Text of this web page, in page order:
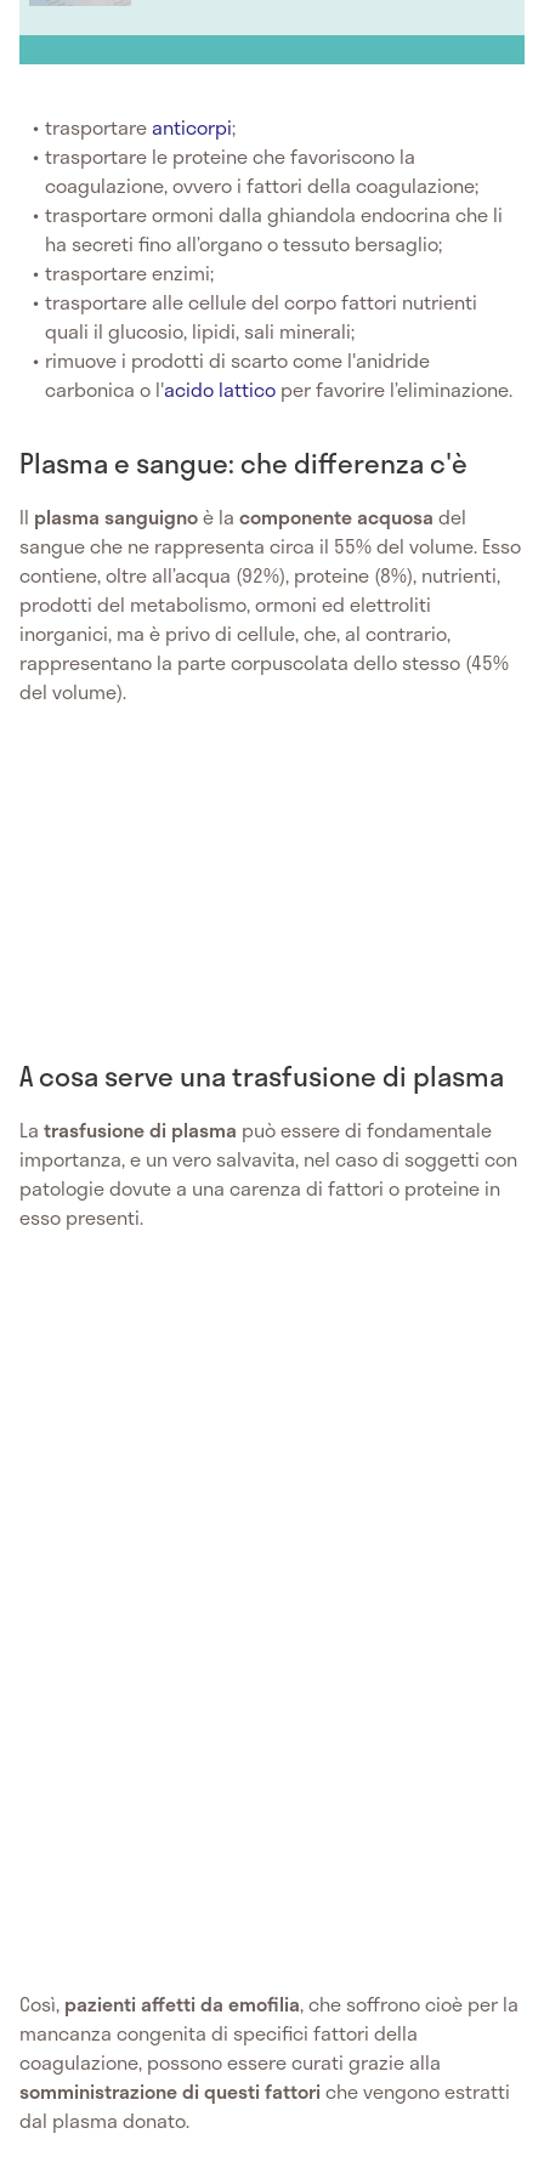
trasportareanticorpi;
trasportare le proteine che favoriscono la
coagulazione, ovvero i fattori della coagulazione;
trasportare ormoni dalla ghiandola endocrina che li
ha secreti fino all’organo o tessuto bersaglio;
trasportare enzimi;
trasportare alle cellule del corpo fattori nutrienti
quali il glucosio, lipidi, sali minerali;
rimuove i prodotti di scarto come l'anidride
carbonica o l'acido lattico per favorire l’eliminazione.
Plasma e sangue: che differenza c'è
Il plasma sanguignoè la componente acquosa del
sangue che ne rappresenta circa il 55% del volume. Esso
contiene, oltre all’acqua (92%), proteine (8%), nutrienti,
prodotti del metabolismo, ormoni ed elettroliti
inorganici, ma è privo di cellule, che, al contrario,
rappresentano la parte corpuscolata dello stesso (45%
del volume).
A cosa serve una trasfusione di plasma
La trasfusione di plasma può essere di fondamentale
importanza, e un vero salvavita, nel caso di soggetti con
patologie dovute a una carenza di fattori o proteine in
esso presenti.
Così, pazienti affetti da emofilia, che soffrono cioè per la
mancanza congenita di specifici fattori della
coagulazione, possono essere curati grazie alla
somministrazione di questi fattoriche vengono estratti
dal plasma donato.